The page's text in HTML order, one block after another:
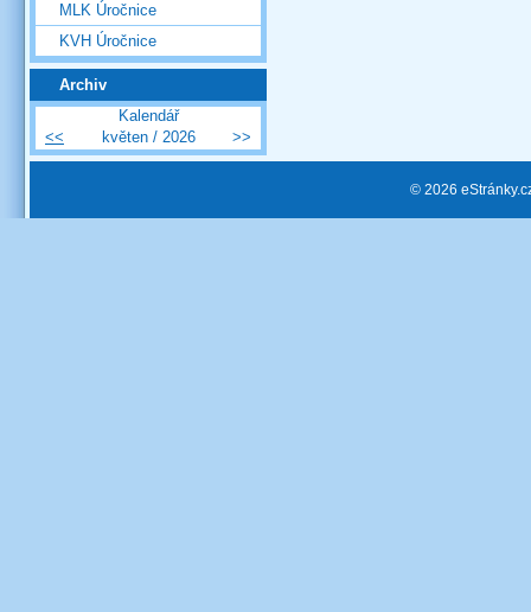
MLK Úročnice
KVH Úročnice
Archiv
Kalendář
<<
květen / 2026 >>
© 2026